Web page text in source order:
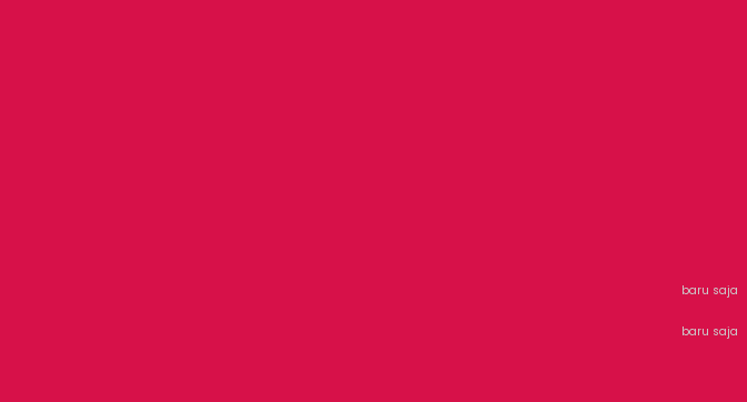
baru saja
baru saja